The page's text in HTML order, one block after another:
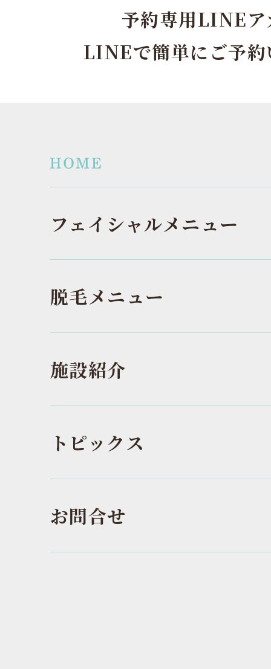
予約専用LINEア
LINEで簡単にご予
フェイシャルメニュー
脱毛メニュー
施設紹介
トピックス
お問合せ